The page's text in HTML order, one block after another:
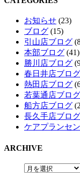
お知らせ (23)
ブログ (15)
引山店ブログ
本部ブログ (41)
勝川店ブログ
春日井店ブログ
熱田店ブログ
若葉通店ブログ
船方店ブログ
長久手店ブログ
ケアプランセ
ARCHIVE